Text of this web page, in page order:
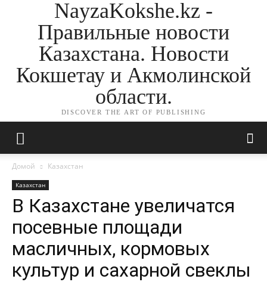
NayzaKokshe.kz -
Правильные новости
Казахстана. Новости
Кокшетау и Акмолинской
области.
DISCOVER THE ART OF PUBLISHING
Домой Казахстан
Казахстан
В Казахстане увеличатся
посевные площади
масличных, кормовых
культур и сахарной свеклы